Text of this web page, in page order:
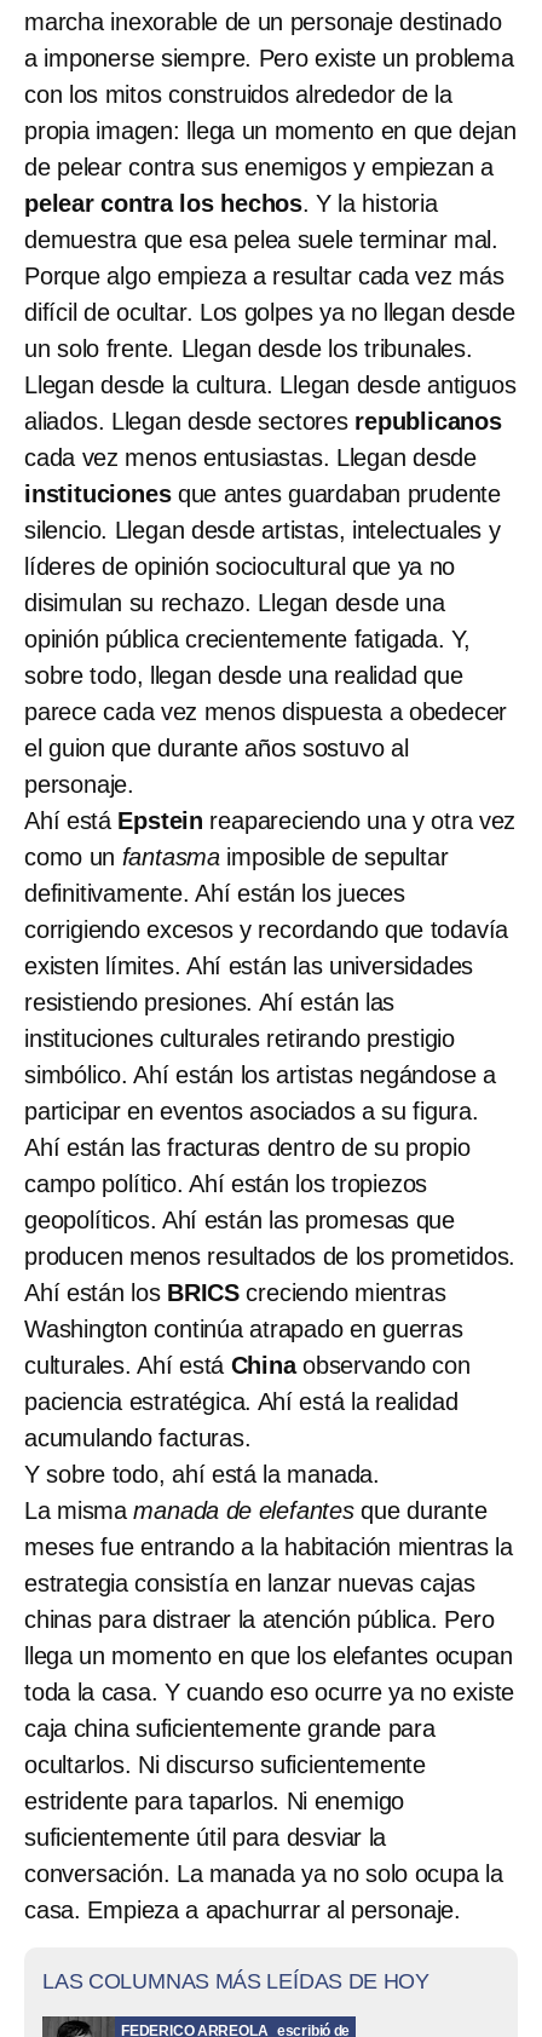
marcha inexorable de un personaje destinado
a imponerse siempre. Pero existe un problema
con los mitos construidos alrededor de la
propia imagen: llega un momento en que dejan
de pelear contra sus enemigos y empiezan a
pelear contra los hechos. Y la historia
demuestra que esa pelea suele terminar mal.
Porque algo empieza a resultar cada vez más
difícil de ocultar. Los golpes ya no llegan desde
un solo frente. Llegan desde los tribunales.
Llegan desde la cultura. Llegan desde antiguos
aliados. Llegan desde sectores republicanos
cada vez menos entusiastas. Llegan desde
instituciones que antes guardaban prudente
silencio. Llegan desde artistas, intelectuales y
líderes de opinión sociocultural que ya no
disimulan su rechazo. Llegan desde una
opinión pública crecientemente fatigada. Y,
sobre todo, llegan desde una realidad que
parece cada vez menos dispuesta a obedecer
el guion que durante años sostuvo al
personaje.
Ahí está Epstein reapareciendo una y otra vez
como un fantasma imposible de sepultar
definitivamente. Ahí están los jueces
corrigiendo excesos y recordando que todavía
existen límites. Ahí están las universidades
resistiendo presiones. Ahí están las
instituciones culturales retirando prestigio
simbólico. Ahí están los artistas negándose a
participar en eventos asociados a su figura.
Ahí están las fracturas dentro de su propio
campo político. Ahí están los tropiezos
geopolíticos. Ahí están las promesas que
producen menos resultados de los prometidos.
Ahí están los BRICScreciendo mientras
Washington continúa atrapado en guerras
culturales. Ahí está Chinaobservando con
paciencia estratégica. Ahí está la realidad
acumulando facturas.
Y sobre todo, ahí está la manada.
La mismamanada de elefantes que durante
meses fue entrando a la habitación mientras la
estrategia consistía en lanzar nuevas cajas
chinas para distraer la atención pública. Pero
llega un momento en que los elefantes ocupan
toda la casa. Y cuando eso ocurre ya no existe
caja china suficientemente grande para
ocultarlos. Ni discurso suficientemente
estridente para taparlos. Ni enemigo
suficientemente útil para desviar la
conversación. La manada ya no solo ocupa la
casa. Empieza a apachurrar al personaje.
LAS COLUMNAS MÁS LEÍDAS DE HOY
FEDERICO ARREOLA escribió de